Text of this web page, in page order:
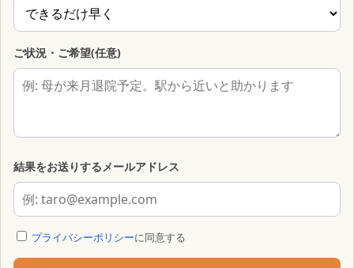
ご状況・ご希望(任意)
結果をお送りするメールアドレス
プライバシーポリシーに同意する